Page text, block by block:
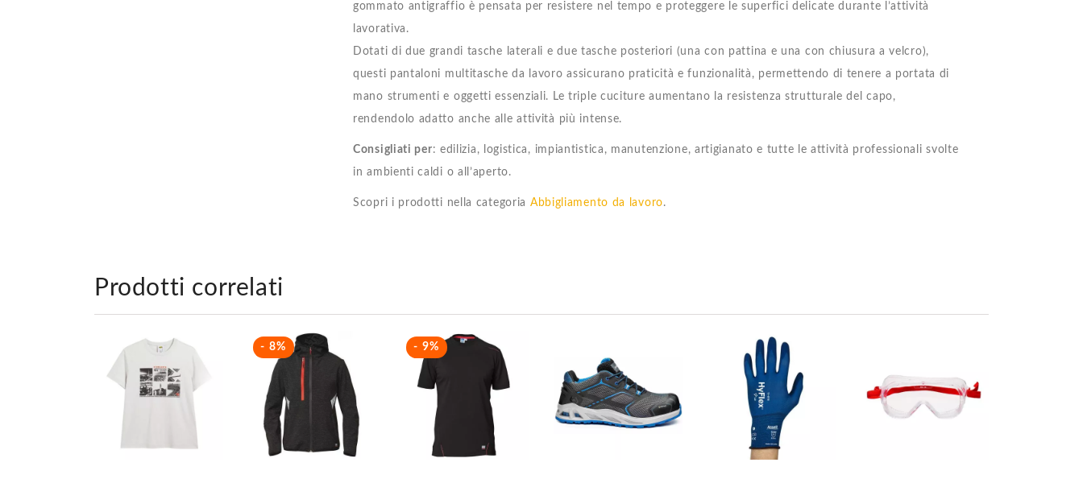
gommato antigraffio è pensata per resistere nel tempo e proteggere le superfici delicate durante l’attività
lavorativa.
Dotati di due grandi tasche laterali e due tasche posteriori (una con pattina e una con chiusura a velcro),
questi pantaloni multitasche da lavoro assicurano praticità e funzionalità, permettendo di tenere a portata di
mano strumenti e oggetti essenziali. Le triple cuciture aumentano la resistenza strutturale del capo,
rendendolo adatto anche alle attività più intense.
Consigliati per: edilizia, logistica, impiantistica, manutenzione, artigianato e tutte le attività professionali svolte
in ambienti caldi o all’aperto.
Scopri i prodotti nella categoria Abbigliamento da lavoro.
Prodotti correlati
- 8% - 9%